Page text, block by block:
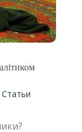
Статьи